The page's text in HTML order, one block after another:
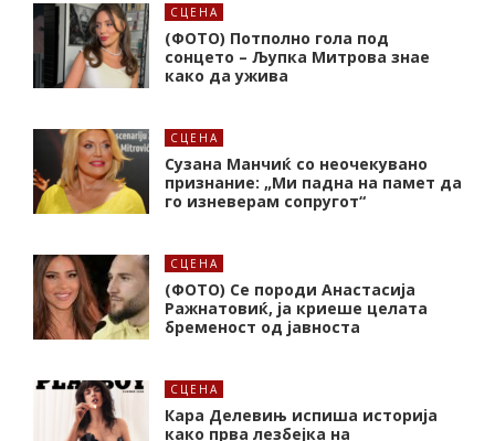
СЦЕНА
(ФОТО) Потполно гола под
сонцето – Љупка Митрова знае
како да ужива
СЦЕНА
Сузана Манчиќ со неочекувано
признание: „Ми падна на памет да
го изневерам сопругот“
СЦЕНА
(ФОТО) Се породи Анастасија
Ражнатовиќ, ја криеше целата
бременост од јавноста
СЦЕНА
Кара Делевињ испиша историја
како прва лезбејка на